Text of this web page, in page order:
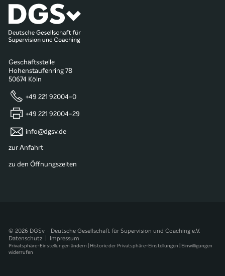
Geschäftsstelle
Hohenstaufenring 78
50674 Köln
+49 221 92004-0
+49 221 92004-29
info@dgsv.de
zur Anfahrt
zu den Öffnungszeiten
© 2026 DGSv - Deutsche Gesellschaft für Supervision und Coaching e.V.
Datenschutz
Impressum
Privatsphäre-Einstellungen ändern Historie der Privatsphäre-Einstellungen
Einwilligungen
widerrufen